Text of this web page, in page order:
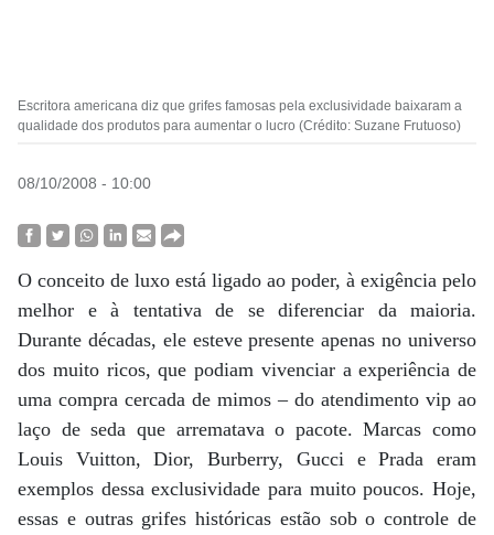
Escritora americana diz que grifes famosas pela exclusividade baixaram a
qualidade dos produtos para aumentar o lucro (Crédito: Suzane Frutuoso)
08/10/2008 - 10:00
O conceito de luxo está ligado ao poder, à exigência pelo
melhor e à tentativa de se diferenciar da maioria.
Durante décadas, ele esteve presente apenas no universo
dos muito ricos, que podiam vivenciar a experiência de
uma compra cercada de mimos – do atendimento vip ao
laço de seda que arrematava o pacote. Marcas como
Louis Vuitton, Dior, Burberry, Gucci e Prada eram
exemplos dessa exclusividade para muito poucos. Hoje,
essas e outras grifes históricas estão sob o controle de